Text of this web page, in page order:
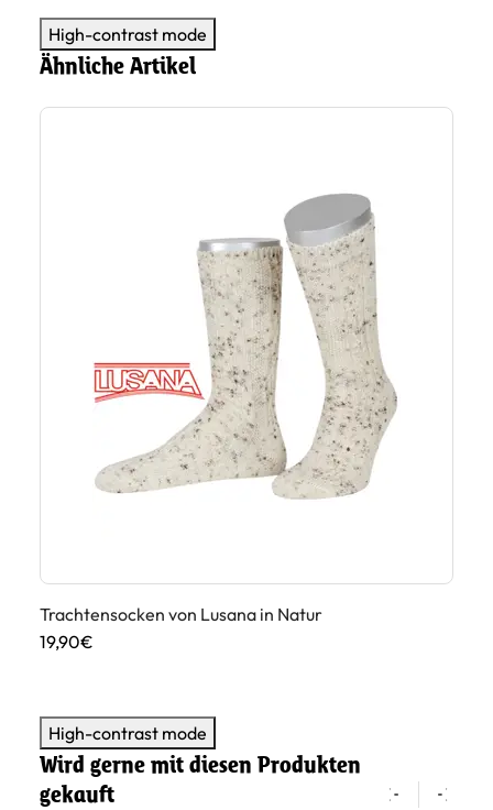
High-contrast mode
Ähnliche Artikel
Trachtensocken von Lusana in Natur
19,90€
High-contrast mode
Wird gerne mit diesen Produkten
gekauft